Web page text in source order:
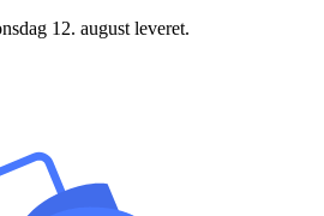
12. august leveret.